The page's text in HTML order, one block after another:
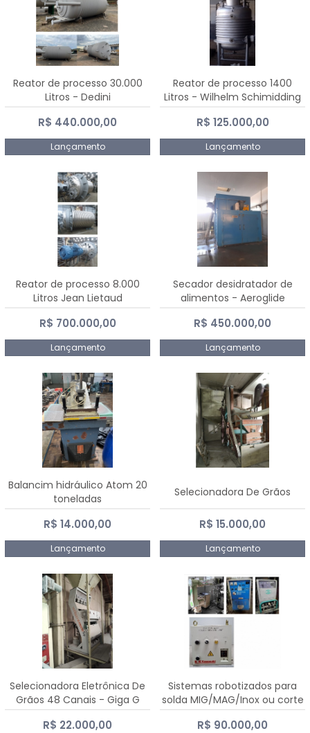
Reator de processo 30.000
Litros - Dedini
R$ 440.000,00
Lançamento
Reator de processo 1400
Litros - Wilhelm Schimidding
R$ 125.000,00
Lançamento
Reator de processo 8.000
Litros Jean Lietaud
R$ 700.000,00
Lançamento
Secador desidratador de
alimentos - Aeroglide
R$ 450.000,00
Lançamento
Balancim hidráulico Atom 20
toneladas
R$ 14.000,00
Lançamento
Selecionadora De Grãos
R$ 15.000,00
Lançamento
Selecionadora Eletrônica De
Grãos 48 Canais - Giga G
10000
R$ 22.000,00
Sistemas robotizados para
solda MIG/MAG/Inox ou corte
plasma
R$ 90.000,00